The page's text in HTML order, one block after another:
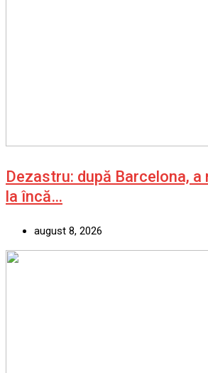
Dezastru: după Barcelona,
la încă…
august 8, 2026